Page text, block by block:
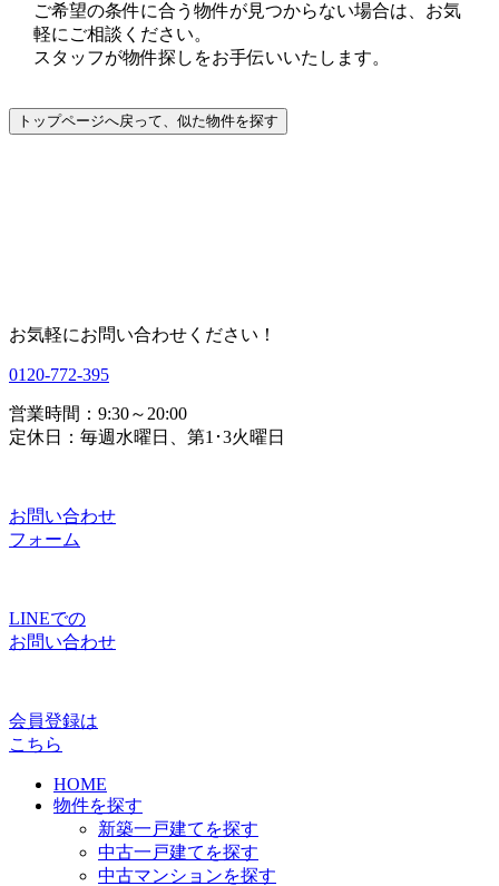
ご希望の条件に合う物件が見つからない場合は、お気
軽にご相談ください。
スタッフが物件探しをお手伝いいたします。
お気軽にお問い合わせください！
0120-772-395
営業時間：9:30～20:00
定休日：毎週水曜日、第1･3火曜日
お問い合わせ
フォーム
LINEでの
お問い合わせ
会員登録は
こちら
HOME
物件を探す
新築一戸建てを探す
中古一戸建てを探す
中古マンションを探す